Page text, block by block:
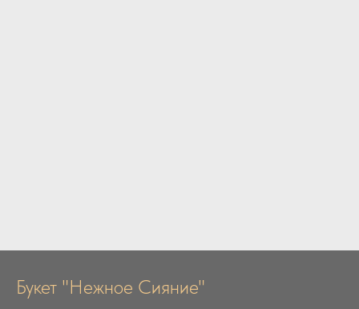
Букет "Нежное Сияние"